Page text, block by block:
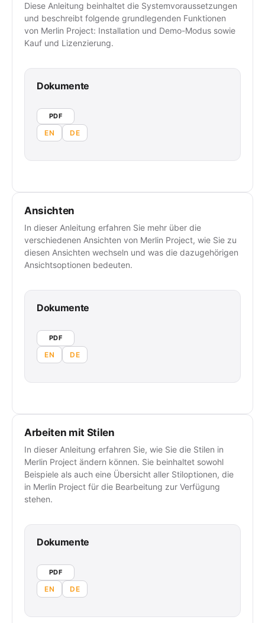
Diese Anleitung beinhaltet die Systemvoraussetzungen
und beschreibt folgende grundlegenden Funktionen
von Merlin Project: Installation und Demo-Modus sowie
Kauf und Lizenzierung.
Dokumente
PDF
EN DE
Ansichten
In dieser Anleitung erfahren Sie mehr über die
verschiedenen Ansichten von Merlin Project, wie Sie zu
diesen Ansichten wechseln und was die dazugehörigen
Ansichtsoptionen bedeuten.
Dokumente
PDF
EN DE
Arbeiten mit Stilen
In dieser Anleitung erfahren Sie, wie Sie die Stilen in
Merlin Project ändern können. Sie beinhaltet sowohl
Beispiele als auch eine Übersicht aller Stiloptionen, die
in Merlin Project für die Bearbeitung zur Verfügung
stehen.
Dokumente
PDF
EN DE